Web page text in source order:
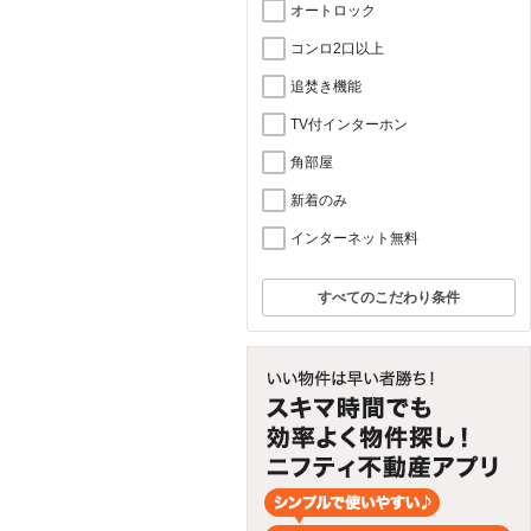
オートロック
コンロ2口以上
追焚き機能
TV付インターホン
角部屋
新着のみ
インターネット無料
すべてのこだわり条件